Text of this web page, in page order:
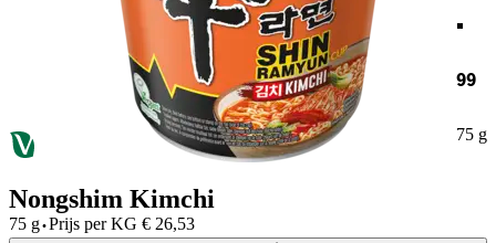
.
99
75 g
Nongshim Kimchi
75 g·Prijs per KG € 26,53